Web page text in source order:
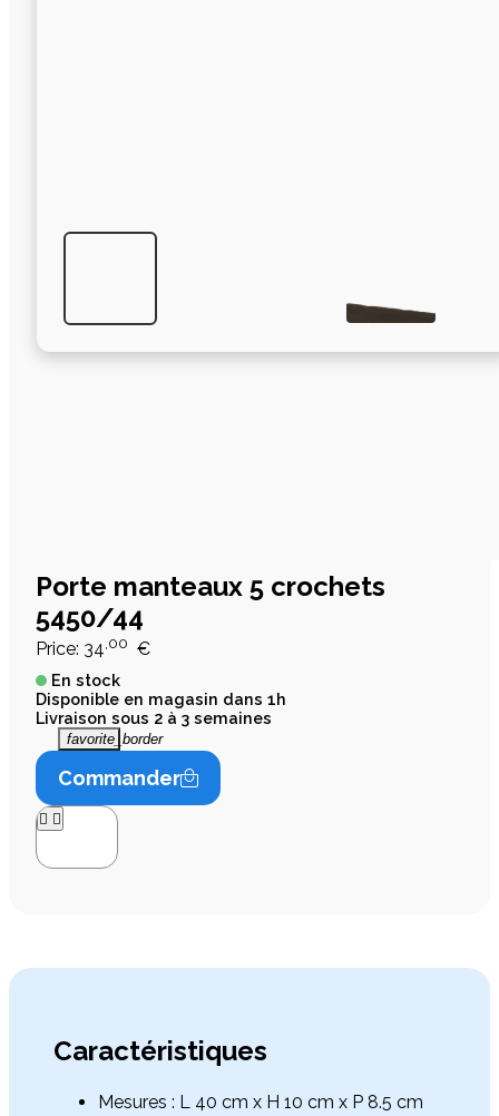
Porte manteaux 5 crochets
5450/44
Price: 34 ,00 €
En stock
Disponible en magasin dans 1h
Livraison sous 2 à 3 semaines
favorite_border
Commander
 
Caractéristiques
Mesures : L 40 cm x H 10 cm x P 8.5 cm